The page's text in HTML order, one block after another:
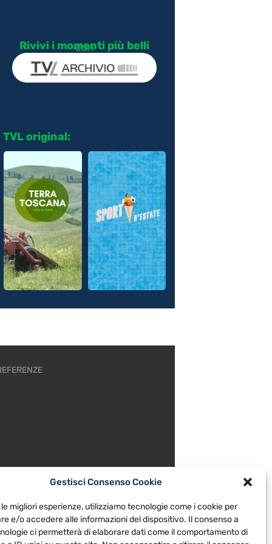
Gestisci Consenso Cookie
migliori esperienze, utilizziamo tecnologie come i cookie per
e/o accedere alle informazioni del dispositivo. Il consenso a
ci permetterà di elaborare dati come il comportamento di
Rivivi i momenti più belli
con
TVL original: